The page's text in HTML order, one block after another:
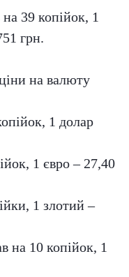
39 копійок, 1
грн.
на валюту
1 долар
1 євро – 27,40
1 злотий –
на 10 копійок, 1